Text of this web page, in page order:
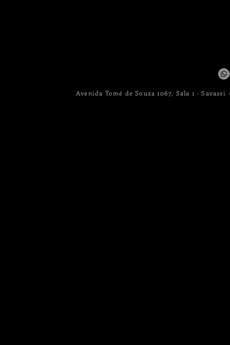
Avenida Tomé de Souza 1067, Sala 1 -